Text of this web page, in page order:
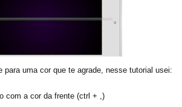
para uma cor que te agrade, nesse tutorial usei:
com a cor da frente (ctrl + ,)